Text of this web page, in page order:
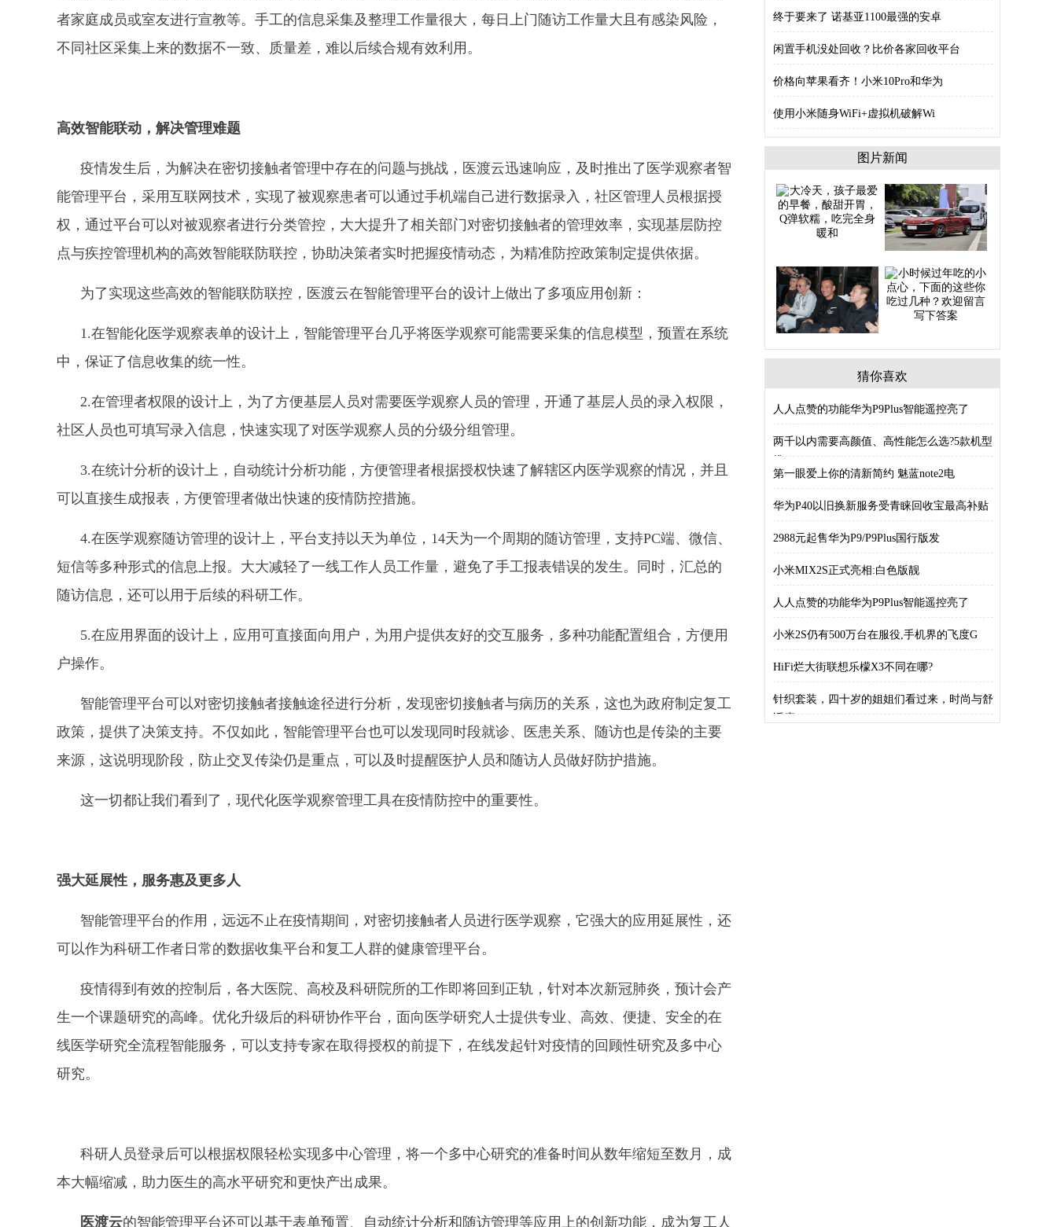
者家庭成员或室友进行宣教等。手工的信息采集及整理工作量很大，每日上门随访工作量大且有感染风险，
不同社区采集上来的数据不一致、质量差，难以后续合规有效利用。
高效智能联动，解决管理难题
疫情发生后，为解决在密切接触者管理中存在的问题与挑战，医渡云迅速响应，及时推出了医学观察者智
能管理平台，采用互联网技术，实现了被观察患者可以通过手机端自己进行数据录入，社区管理人员根据授
权，通过平台可以对被观察者进行分类管控，大大提升了相关部门对密切接触者的管理效率，实现基层防控
点与疾控管理机构的高效智能联防联控，协助决策者实时把握疫情动态，为精准防控政策制定提供依据。
为了实现这些高效的智能联防联控，医渡云在智能管理平台的设计上做出了多项应用创新：
1.在智能化医学观察表单的设计上，智能管理平台几乎将医学观察可能需要采集的信息模型，预置在系统
中，保证了信息收集的统一性。
2.在管理者权限的设计上，为了方便基层人员对需要医学观察人员的管理，开通了基层人员的录入权限，
社区人员也可填写录入信息，快速实现了对医学观察人员的分级分组管理。
3.在统计分析的设计上，自动统计分析功能，方便管理者根据授权快速了解辖区内医学观察的情况，并且
可以直接生成报表，方便管理者做出快速的疫情防控措施。
4.在医学观察随访管理的设计上，平台支持以天为单位，14天为一个周期的随访管理，支持PC端、微信、
短信等多种形式的信息上报。大大减轻了一线工作人员工作量，避免了手工报表错误的发生。同时，汇总的
随访信息，还可以用于后续的科研工作。
5.在应用界面的设计上，应用可直接面向用户，为用户提供友好的交互服务，多种功能配置组合，方便用
户操作。
智能管理平台可以对密切接触者接触途径进行分析，发现密切接触者与病历的关系，这也为政府制定复工
政策，提供了决策支持。不仅如此，智能管理平台也可以发现同时段就诊、医患关系、随访也是传染的主要
来源，这说明现阶段，防止交叉传染仍是重点，可以及时提醒医护人员和随访人员做好防护措施。
这一切都让我们看到了，现代化医学观察管理工具在疫情防控中的重要性。
强大延展性，服务惠及更多人
智能管理平台的作用，远远不止在疫情期间，对密切接触者人员进行医学观察，它强大的应用延展性，还
可以作为科研工作者日常的数据收集平台和复工人群的健康管理平台。
疫情得到有效的控制后，各大医院、高校及科研院所的工作即将回到正轨，针对本次新冠肺炎，预计会产
生一个课题研究的高峰。优化升级后的科研协作平台，面向医学研究人士提供专业、高效、便捷、安全的在
线医学研究全流程智能服务，可以支持专家在取得授权的前提下，在线发起针对疫情的回顾性研究及多中心
研究。
科研人员登录后可以根据权限轻松实现多中心管理，将一个多中心研究的准备时间从数年缩短至数月，成
本大幅缩减，助力医生的高水平研究和更快产出成果。
医渡云的智能管理平台还可以基于表单预置、自动统计分析和随访管理等应用上的创新功能，成为复工人
终于要来了 诺基亚1100最强的安卓
闲置手机没处回收？比价各家回收平台
价格向苹果看齐！小米10Pro和华为
使用小米随身WiFi+虚拟机破解Wi
图片新闻
猜你喜欢
人人点赞的功能华为P9Plus智能遥控亮了
两千以内需要高颜值、高性能怎么选?5款机型
推
第一眼爱上你的清新简约 魅蓝note2电
华为P40以旧换新服务受青睐回收宝最高补贴
1
2988元起售华为P9/P9Plus国行版发
小米MIX2S正式亮相:白色版靓
人人点赞的功能华为P9Plus智能遥控亮了
小米2S仍有500万台在服役,手机界的飞度G
HiFi烂大街联想乐檬X3不同在哪?
针织套装，四十岁的姐姐们看过来，时尚与舒
适度